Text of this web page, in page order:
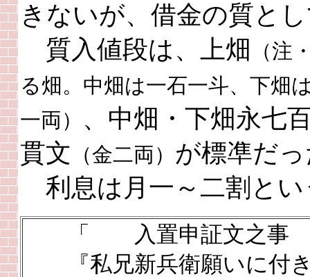
きないが、借金の質と
質入値段は、上畑
（注
る畑。中畑は一石一斗、下畑
一両） 、中畑・下畑永七
貫文 （金二両） が標凖だ
利息は月一～二割とい
「 入置申証文之事
『私兄新兵衛願いに付き